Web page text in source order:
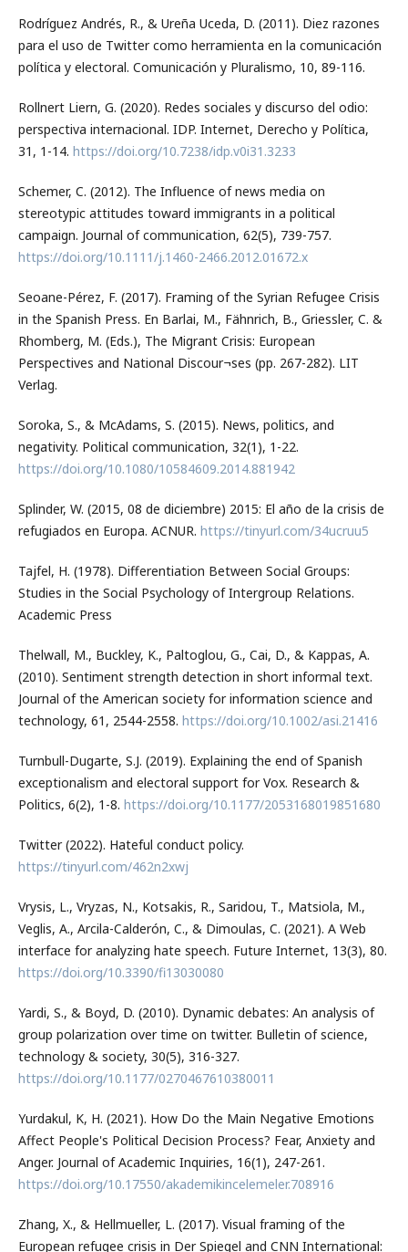
Rodríguez Andrés, R., & Ureña Uceda, D. (2011). Diez razones
para el uso de Twitter como herramienta en la comunicación
política y electoral. Comunicación y Pluralismo, 10, 89-116.
Rollnert Liern, G. (2020). Redes sociales y discurso del odio:
perspectiva internacional. IDP. Internet, Derecho y Política,
31, 1-14. https://doi.org/10.7238/idp.v0i31.3233
Schemer, C. (2012). The Influence of news media on
stereotypic attitudes toward immigrants in a political
campaign. Journal of communication, 62(5), 739-757.
https://doi.org/10.1111/j.1460-2466.2012.01672.x
Seoane-Pérez, F. (2017). Framing of the Syrian Refugee Crisis
in the Spanish Press. En Barlai, M., Fähnrich, B., Griessler, C. &
Rhomberg, M. (Eds.), The Migrant Crisis: European
Perspectives and National Discour¬ses (pp. 267-282). LIT
Verlag.
Soroka, S., & McAdams, S. (2015). News, politics, and
negativity. Political communication, 32(1), 1-22.
https://doi.org/10.1080/10584609.2014.881942
Splinder, W. (2015, 08 de diciembre) 2015: El año de la crisis de
refugiados en Europa. ACNUR. https://tinyurl.com/34ucruu5
Tajfel, H. (1978). Differentiation Between Social Groups:
Studies in the Social Psychology of Intergroup Relations.
Academic Press
Thelwall, M., Buckley, K., Paltoglou, G., Cai, D., & Kappas, A.
(2010). Sentiment strength detection in short informal text.
Journal of the American society for information science and
technology, 61, 2544-2558. https://doi.org/10.1002/asi.21416
Turnbull-Dugarte, S.J. (2019). Explaining the end of Spanish
exceptionalism and electoral support for Vox. Research &
Politics, 6(2), 1-8. https://doi.org/10.1177/2053168019851680
Twitter (2022). Hateful conduct policy.
https://tinyurl.com/462n2xwj
Vrysis, L., Vryzas, N., Kotsakis, R., Saridou, T., Matsiola, M.,
Veglis, A., Arcila-Calderón, C., & Dimoulas, C. (2021). A Web
interface for analyzing hate speech. Future Internet, 13(3), 80.
https://doi.org/10.3390/fi13030080
Yardi, S., & Boyd, D. (2010). Dynamic debates: An analysis of
group polarization over time on twitter. Bulletin of science,
technology & society, 30(5), 316-327.
https://doi.org/10.1177/0270467610380011
Yurdakul, K, H. (2021). How Do the Main Negative Emotions
Affect People's Political Decision Process? Fear, Anxiety and
Anger. Journal of Academic Inquiries, 16(1), 247-261.
https://doi.org/10.17550/akademikincelemeler.708916
Zhang, X., & Hellmueller, L. (2017). Visual framing of the
European refugee crisis in Der Spiegel and CNN International: